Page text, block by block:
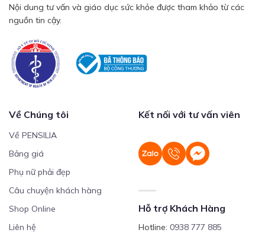
Nội dung tư vấn và giáo dục sức khỏe được tham khảo từ các
nguồn tin cậy.
Về Chúng tôi
Về PENSILIA
Bảng giá
Phụ nữ phải đẹp
Câu chuyện khách hàng
Shop Online
Liên hệ
Kết nối với tư vấn viên
Hỗ trợ Khách Hàng
Hotline: 0938 777 885